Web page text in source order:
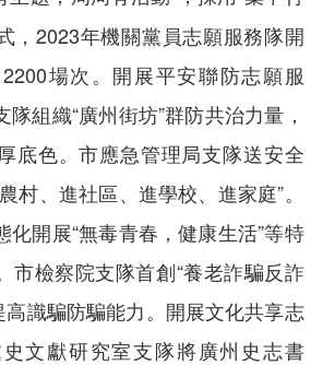
，2023年機關黨員志願服務隊開
場次。開展平安聯防志願服
組織“廣州街坊”群防共治力量，
底色。市應急管理局支隊送安全
村、進社區、進學校、進家庭”。
化開展“無毒青春，健康生活”等特
市檢察院支隊首創“養老詐騙反詐
高識騙防騙能力。開展文化共享志
文獻研究室支隊將廣州史志書